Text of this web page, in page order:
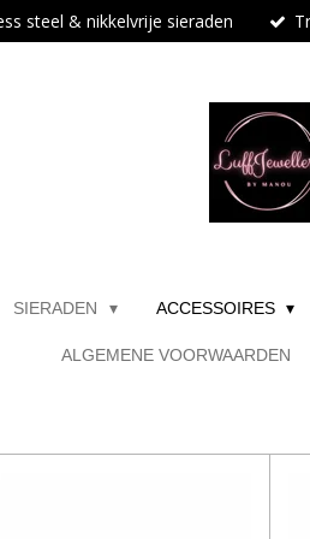
steel & nikkelvrije sieraden
SIERADEN ACCESSOIRES
ALGEMENE VOORWAARDEN